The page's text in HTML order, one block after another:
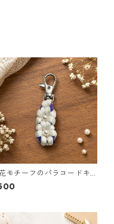
モチーフのパラコードキ
ルダー ホワイト×パープル
ドメイド 国産 本革 ヌメ革